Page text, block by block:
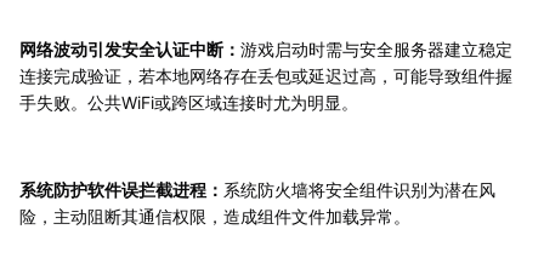
网络波动引发安全认证中断： 游戏启动时需与安全服务器建立稳定
连接完成验证，若本地网络存在丢包或延迟过高，可能导致组件握
手失败。公共WiFi或跨区域连接时尤为明显。
系统防护软件误拦截进程： 系统防火墙将安全组件识别为潜在风
险，主动阻断其通信权限，造成组件文件加载异常。